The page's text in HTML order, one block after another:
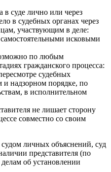
в суде лично или через
в судебных органах через
участвующим в деле:
исковыми
по любым
гражданского процесса:
судебных
и надзорном порядке, по
в исполнительном
не лишает сторону
совместно со своим
личных объяснений, суд
представителя (по
об установлении